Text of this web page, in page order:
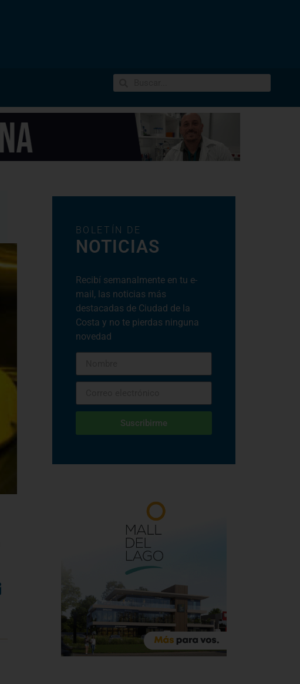
BOLETÍN DE
NOTICIAS
Recibí semanalmente en tu e-
mail, las noticias más
destacadas de Ciudad de la
Costa y no te pierdas ninguna
novedad
Suscribirme